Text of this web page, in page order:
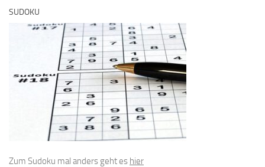
SUDOKU
Zum Sudoku mal anders geht es hier